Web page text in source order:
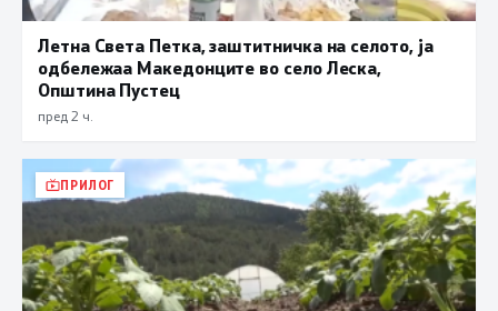
Летна Света Петка, заштитничка на селото, ја
одбележаа Македонците во село Леска,
Општина Пустец
пред 2 ч.
ПРИЛОГ